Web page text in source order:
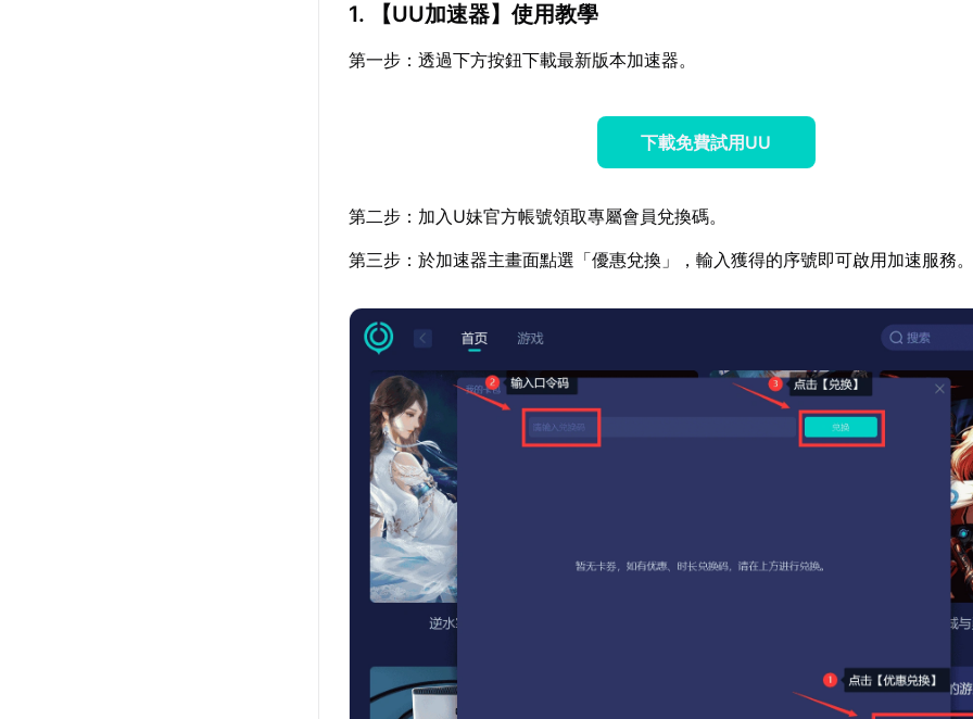
1. 【UU加速器】使用教學
第一步：透過下方按鈕下載最新版本加速器。
下載免費試用UU
第二步：加入U妹官方帳號領取專屬會員兌換碼。
第三步：於加速器主畫面點選「優惠兌換」，輸入獲得的序號即可啟用加速服務